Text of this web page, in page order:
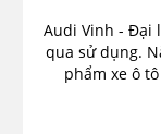
Audi Vinh - Đại
qua sử dụng.
phẩm xe ô